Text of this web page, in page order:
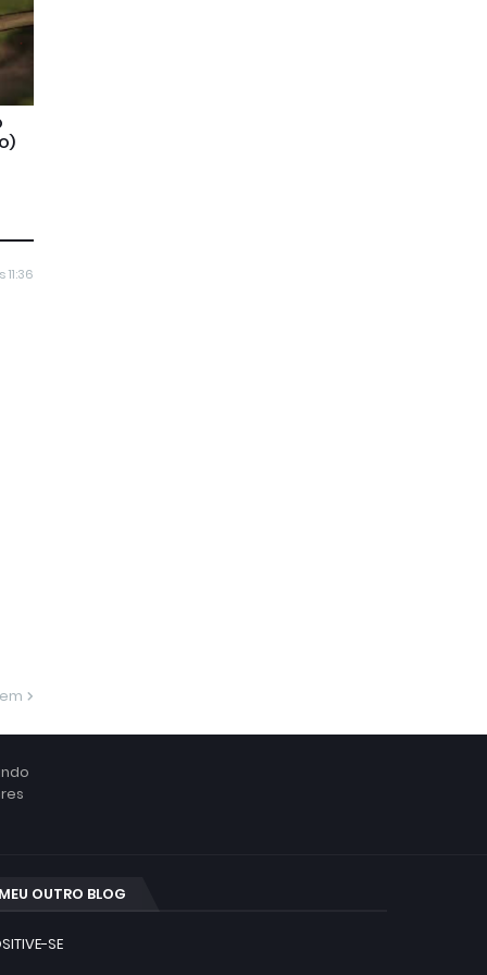
MEU OUTRO BLOG
SE